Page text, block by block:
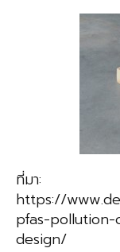
ที่มา:
https://
pfas-
design/